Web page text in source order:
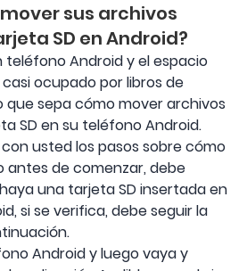
mover sus archivos
SD en Android?
teléfono Android y el espacio
ocupado por libros de
que sepa cómo mover archivos
SD en su teléfono Android.
usted los pasos sobre cómo
antes de comenzar, debe
una tarjeta SD insertada en
si se verifica, debe seguir la
Android y luego vaya y